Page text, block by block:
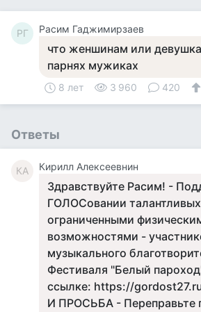
РГ Расим Гаджимирзаев
что женшинам или
парнях мужиках
8 лет 3 960 420
Ответы
КА Кирилл Алексеевнин
Здравствуйте Расим! -
ГОЛОСовании
ограниченными
возможностями -
музыкального
Фестиваля "Белый
ссылке: https://
И ПРОСЬБА - Переправьте